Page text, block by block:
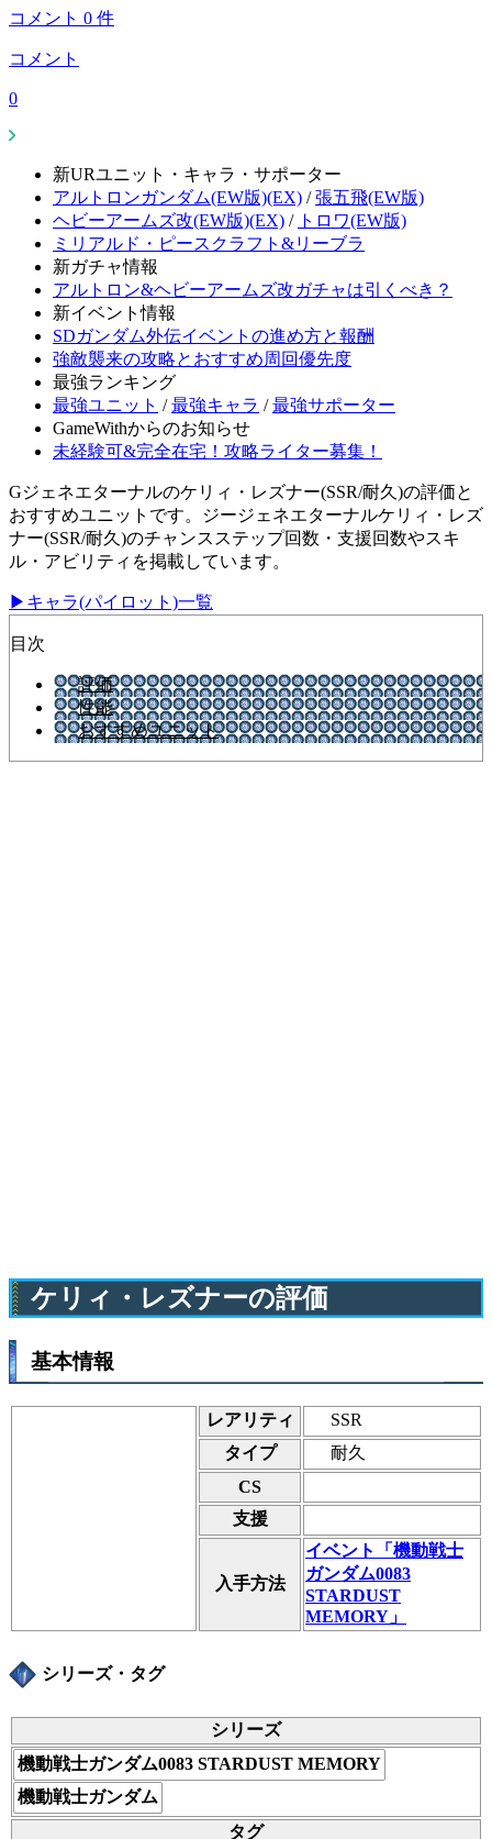
コメント 0 件
コメント
0
新URユニット・キャラ・サポーター
アルトロンガンダム(EW版)(EX) /張五飛(EW版)
ヘビーアームズ改(EW版)(EX) / トロワ(EW版)
ミリアルド・ピースクラフト&リーブラ
新ガチャ情報
アルトロン&ヘビーアームズ改ガチャは引くべき？
新イベント情報
SDガンダム外伝イベントの進め方と報酬
強敵襲来の攻略とおすすめ周回優先度
最強ランキング
最強ユニット /最強キャラ /最強サポーター
GameWithからのお知らせ
未経験可&完全在宅！攻略ライター募集！
Gジェネエターナルのケリィ・レズナー(SSR/耐久)の評価と
おすすめユニットです。ジージェネエターナルケリィ・レズ
ナー(SSR/耐久)のチャンスステップ回数・支援回数やスキ
ル・アビリティを掲載しています。
▶キャラ(パイロット)一覧
目次
評価
性能
おすすめユニット
ケリィ・レズナーの評価
基本情報
レアリティ
SSR
タイプ
耐久
CS
支援
入手方法
イベント「機動戦士
ガンダム0083
STARDUST
MEMORY」
シリーズ・タグ
シリーズ
機動戦士ガンダム0083 STARDUST MEMORY
機動戦士ガンダム
タグ